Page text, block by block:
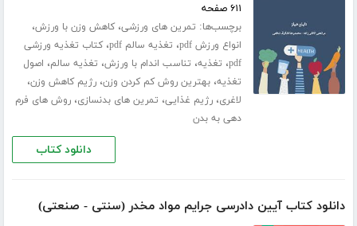
۶۱۱ صفحه
برچسب‌ها: تمرین های ورزشی،کاهش وزن با ورزش،
انواع ورزش pdf ، تغذیه سالم pdf ،کتاب تغذیه ورزشی
pdf، تغذیه، تناسب اندام با ورزش، تغذیه سالم، اصول
تغذیه،بهترین روش کم کردن وزن،رژیم کاهش وزن،
لاغری،رژیم غذایی، تمرین های بدنسازی،روش های فرم
دهی به بدن
دانلود کتاب
دانلود کتاب آیین دادرسی جرایم مواد مخدر (سنتی - صنعتی)